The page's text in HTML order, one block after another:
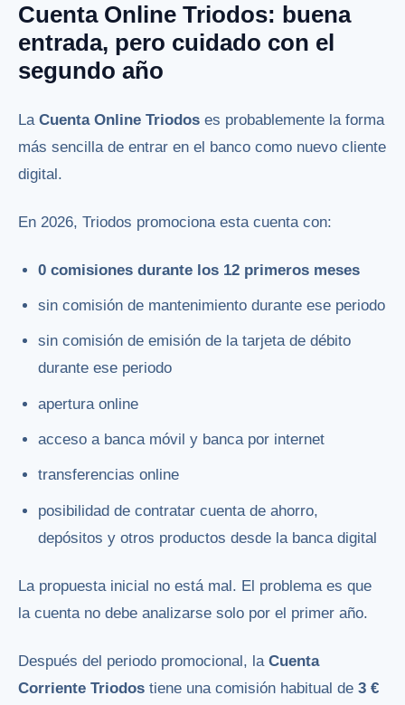
Cuenta Online Triodos: buena
entrada, pero cuidado con el
segundo año
La Cuenta Online Triodos es probablemente la forma
más sencilla de entrar en el banco como nuevo cliente
digital.
En 2026, Triodos promociona esta cuenta con:
0 comisiones durante los 12 primeros meses
sin comisión de mantenimiento durante ese periodo
sin comisión de emisión de la tarjeta de débito
durante ese periodo
apertura online
acceso a banca móvil y banca por internet
transferencias online
posibilidad de contratar cuenta de ahorro,
depósitos y otros productos desde la banca digital
La propuesta inicial no está mal. El problema es que
la cuenta no debe analizarse solo por el primer año.
Después del periodo promocional, la Cuenta
Corriente Triodos tiene una comisión habitual de 3 €